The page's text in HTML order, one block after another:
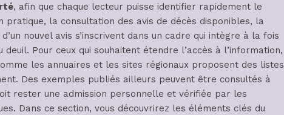
, afin que chaque lecteur puisse identifier rapidement le
pratique, la consultation des avis de décès disponibles, la
nouvel avis s’inscrivent dans un cadre qui intègre à la fois
Pour ceux qui souhaitent étendre l’accès à l’information,
les annuaires et les sites régionaux proposent des listes
Des exemples publiés ailleurs peuvent être consultés à
rester une admission personnelle et vérifiée par les
Dans ce section, vous découvrirez les éléments clés du